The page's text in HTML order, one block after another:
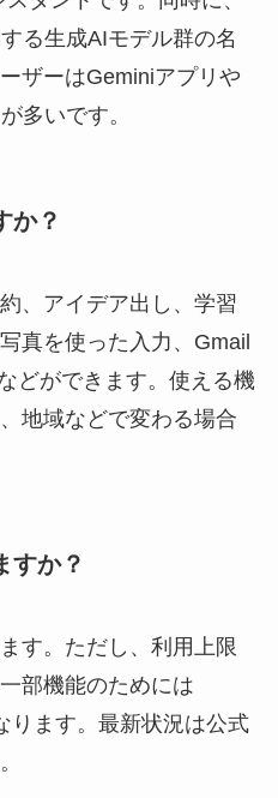
る生成AIモデル群の名
ザーはGeminiアプリや
多いです。
か？
、アイデア出し、学習
真を使った入力、Gmail
どができます。使える機
地域などで変わる場合
すか？
す。ただし、利用上限
部機能のためには
ります。最新状況は公式